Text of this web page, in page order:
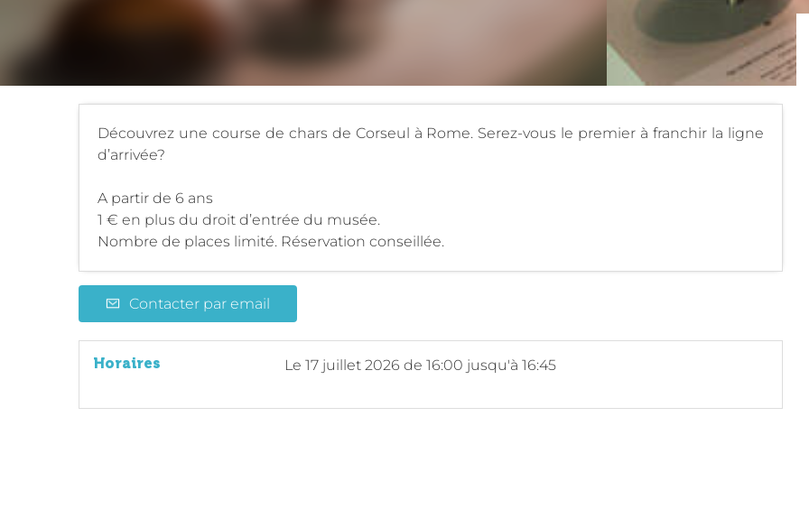
Découvrez une course de chars de Corseul à Rome. Serez-vous le premier à franchir la ligne
d’arrivée?
A partir de 6 ans
1 € en plus du droit d’entrée du musée.
Nombre de places limité. Réservation conseillée.
Contacter par email
Horaires Le 17 juillet 2026 de 16:00 jusqu'à 16:45